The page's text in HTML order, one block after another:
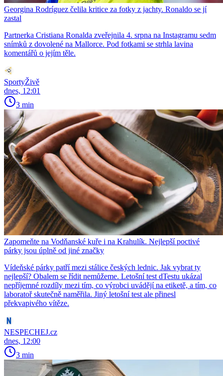
Georgina Rodríguez čelila kritice za fotky z jachty. Ronaldo se jí
zastal
Partnerka Cristiana Ronalda zveřejnila 4. srpna na Instagramu sedm
snímků z dovolené na Mallorce. Pod fotkami se strhla lavina
komentářů o jejím těle.
SportyŽivě
dnes, 12:01
3 min
Zapomeňte na Vodňanské kuře i na Krahulík. Nejlepší poctivé
párky jsou úplně od jiné značky
Vídeňské párky patří mezi stálice českých lednic. Jak vybrat ty
nejlepší? Obalem se řídit nemůžeme. Letošní test dTestu ukázal
nepříjemné rozdíly mezi tím, co výrobci uvádějí na etiketě, a tím, co
laboratoř skutečně naměřila. Jiný letošní test ale přinesl
překvapivého vítěze.
NESPECHEJ.cz
dnes, 12:00
3 min